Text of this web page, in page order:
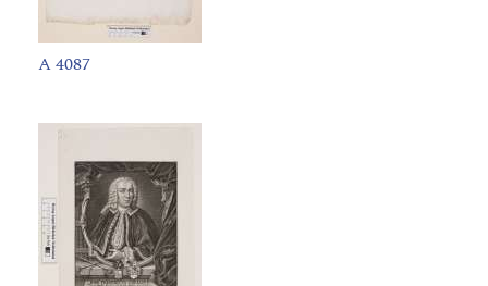
A 4087